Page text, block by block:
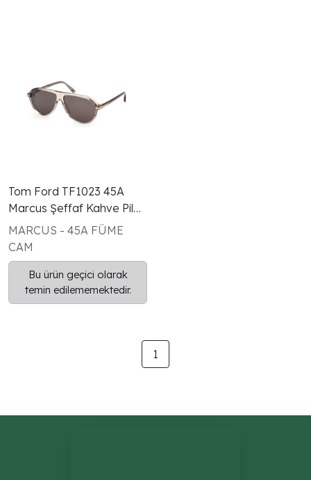
Tom Ford TF1023 45A
Marcus Şeffaf Kahve Pilot
Gözlük
MARCUS - 45A FÜME
CAM
Bu ürün geçici olarak
temin edilememektedir.
1